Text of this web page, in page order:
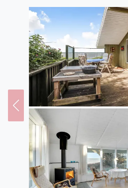
sich das Ferienhaus befindet,
bis zum Wasser.
Bei dieser unmittelbaren Nähe
an, die Urlaubstage mit Spaß
verbringen, nur 50 m trennen
Angelstelle.
Genießen Sie die herrliche
modernen und einladenden